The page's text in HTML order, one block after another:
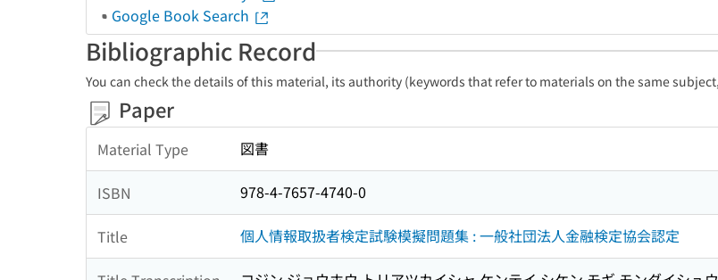
Google Book Search
Bibliographic Record
You can check the details of this material, its authority (keywords that refer to materials on the same
Paper
Material Type 図書
ISBN 978-4-7657-4740-0
Title 個人情報取扱者検定試験模擬問題集 : 一般社団法人金融検定協会認定